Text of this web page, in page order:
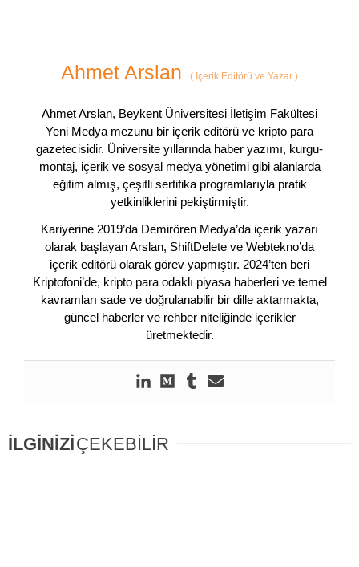
Ahmet Arslan ( İçerik Editörü ve Yazar )
Ahmet Arslan, Beykent Üniversitesi İletişim Fakültesi
Yeni Medya mezunu bir içerik editörü ve kripto para
gazetecisidir. Üniversite yıllarında haber yazımı, kurgu-
montaj, içerik ve sosyal medya yönetimi gibi alanlarda
eğitim almış, çeşitli sertifika programlarıyla pratik
yetkinliklerini pekiştirmiştir.
Kariyerine 2019’da Demirören Medya’da içerik yazarı
olarak başlayan Arslan, ShiftDelete ve Webtekno’da
içerik editörü olarak görev yapmıştır. 2024’ten beri
Kriptofoni’de, kripto para odaklı piyasa haberleri ve temel
kavramları sade ve doğrulanabilir bir dille aktarmakta,
güncel haberler ve rehber niteliğinde içerikler
üretmektedir.
İLGİNİZİÇEKEBİLİR